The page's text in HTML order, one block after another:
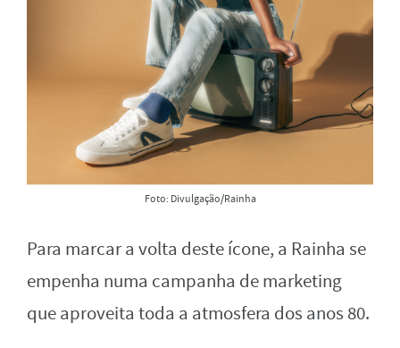
Foto: Divulgação/Rainha
Para marcar a volta deste ícone, a Rainha se
empenha numa campanha de marketing
que aproveita toda a atmosfera dos anos 80.